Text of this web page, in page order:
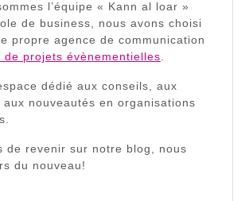
l’équipe « Kann al loar »
de business, nous avons choisi
propre agence de communication
de projets évènementielles.
dédié aux conseils, aux
nouveautés en organisations
de revenir sur notre blog, nous
du nouveau!